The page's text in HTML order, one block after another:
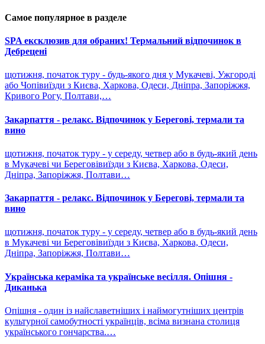
Самое популярное в разделе
SPA ексклюзив для обраних! Термальний відпочинок в
Дебрецені
щотижня, початок туру - будь-якого дня у Мукачеві, Ужгороді
або Чопівиїзди з Києва, Харкова, Одеси, Дніпра, Запоріжжя,
Кривого Рогу, Полтави,…
Закарпаття - релакс. Відпочинок у Берегові, термали та
вино
щотижня, початок туру - у середу, четвер або в будь-який день
в Мукачеві чи Береговівиїзди з Києва, Харкова, Одеси,
Дніпра, Запоріжжя, Полтави…
Закарпаття - релакс. Відпочинок у Берегові, термали та
вино
щотижня, початок туру - у середу, четвер або в будь-який день
в Мукачеві чи Береговівиїзди з Києва, Харкова, Одеси,
Дніпра, Запоріжжя, Полтави…
Українська кераміка та українське весілля. Опішня -
Диканька
Опішня - один із найславетніших і наймогутніших центрів
культурної самобутності українців, всіма визнана столиця
українського гончарства.…